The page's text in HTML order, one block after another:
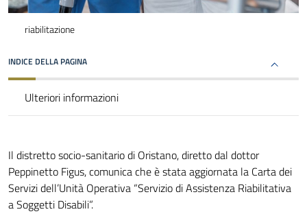
riabilitazione
INDICE DELLA PAGINA
Ulteriori informazioni
Il distretto socio-sanitario di Oristano, diretto dal dottor
Peppinetto Figus, comunica che è stata aggiornata la Carta dei
Servizi dell’Unità Operativa “Servizio di Assistenza Riabilitativa
a Soggetti Disabili”.